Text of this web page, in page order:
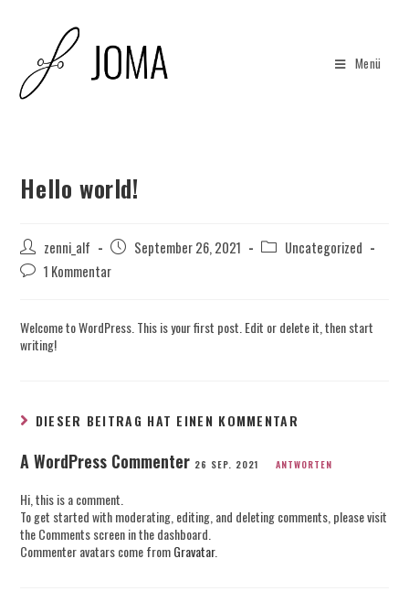
Menü
Hello world!
Beitrags-
Autor:
zenni_alf
Beitrag
veröffentlicht:
September 26, 2021
Beitrags-Uncategorized
Beitrags-1 Kommentar
Welcome to WordPress. This is your first post. Edit or delete it, then start
writing!
DIESER BEITRAG HAT EINEN KOMMENTAR
A WordPress Commenter 26 SEP. 2021 ANTWORTEN
Hi, this is a comment.
To get started with moderating, editing, and deleting comments, please visit
the Comments screen in the dashboard.
Commenter avatars come fromGravatar.